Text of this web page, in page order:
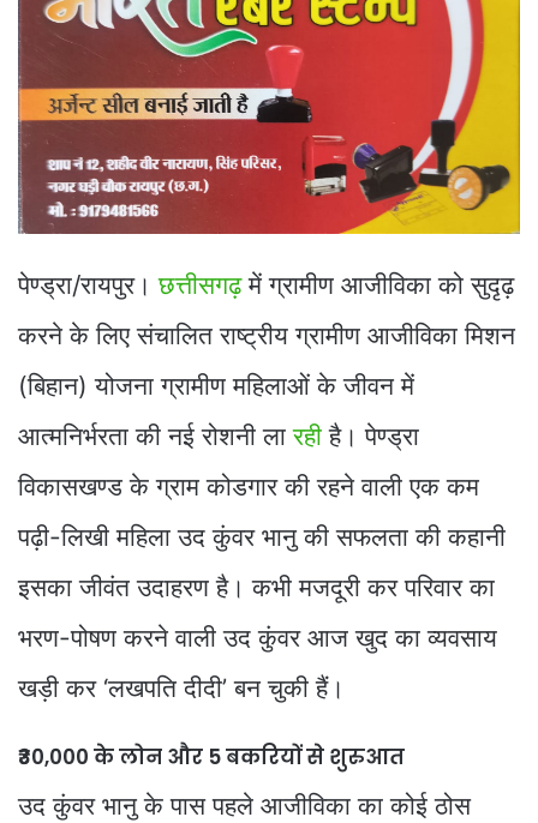
पेण्ड्रा/रायपुर।छत्तीसगढ़में ग्रामीण आजीविका को सुदृढ़
करने के लिए संचालित राष्ट्रीय ग्रामीण आजीविका मिशन
(बिहान) योजना ग्रामीण महिलाओं के जीवन में
आत्मनिर्भरता की नई रोशनी लारही है। पेण्ड्रा
विकासखण्ड के ग्राम कोडगार की रहने वाली एक कम
पढ़ी-लिखी महिला उद कुंवर भानु की सफलता की कहानी
इसका जीवंत उदाहरण है। कभी मजदूरी कर परिवार का
भरण-पोषण करने वाली उद कुंवर आज खुद का व्यवसाय
खड़ी कर ‘लखपति दीदी’ बन चुकी हैं।
₹30,000 के लोन और 5 बकरियों से शुरुआत
उद कुंवर भानु के पास पहले आजीविका का कोई ठोस